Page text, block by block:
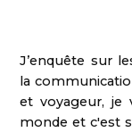
J’enquête sur
la
et voyageur, je
monde et c'est